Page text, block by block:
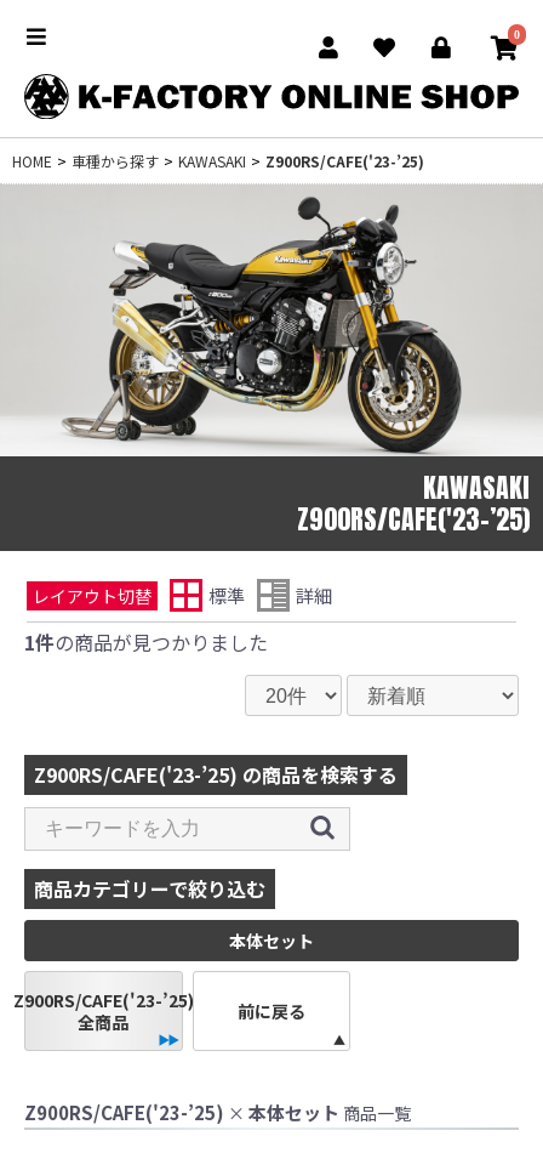
0
HOME > 車種から探す > KAWASAKI > Z900RS/CAFE('23-’25)
KAWASAKI
Z900RS/CAFE('23-’25)
レイアウト切替 標準 詳細
1件の商品が見つかりました
Z900RS/CAFE('23-’25) の商品を検索する
商品カテゴリーで絞り込む
本体セット
Z900RS/CAFE('23-’25)
全商品
前に戻る
Z900RS/CAFE('23-’25) × 本体セット 商品一覧
かりやすくするために一般車両に装着した写